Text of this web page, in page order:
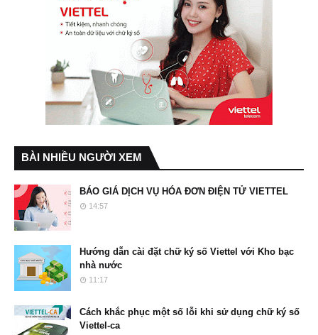
BÀI NHIỀU NGƯỜI XEM
BÁO GIÁ DỊCH VỤ HÓA ĐƠN ĐIỆN TỬ VIETTEL
14:57
Hướng dẫn cài đặt chữ ký số Viettel với Kho bạc
nhà nước
11:17
Cách khắc phục một số lỗi khi sử dụng chữ ký số
Viettel-ca